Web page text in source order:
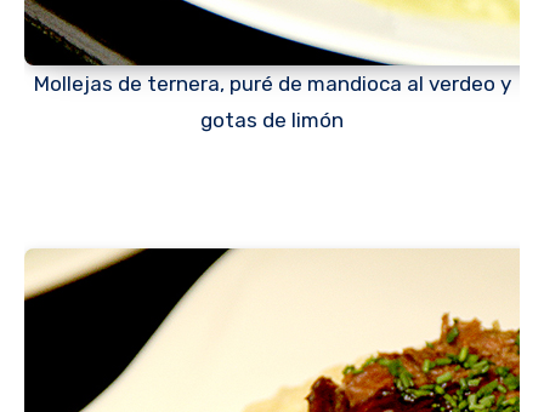
Mollejas de ternera, puré de mandioca al verdeo y
gotas de limón